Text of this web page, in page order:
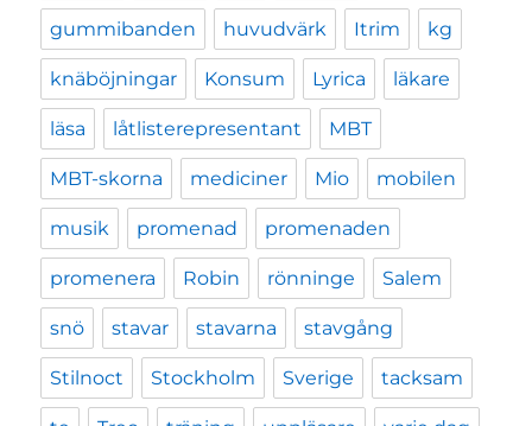
gummibanden huvudvärk Itrim kg
knäböjningar Konsum Lyrica läkare
läsa låtlisterepresentant MBT
MBT-skorna mediciner Mio mobilen
musik promenad promenaden
promenera Robin rönninge Salem
snö stavar stavarna stavgång
Stilnoct Stockholm Sverige tacksam